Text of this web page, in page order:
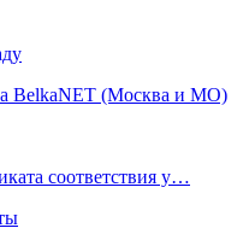
BelkaNET (Москва и МО)
соответствия у…